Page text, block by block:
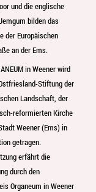
und die englische
bilden das
der Europäischen
an der Ems.
in Weener wird
Stiftung der
Landschaft, der
reformierten Kirche
Weener (Ems) in
getragen.
erfährt die
durch den
Organeum in Weener